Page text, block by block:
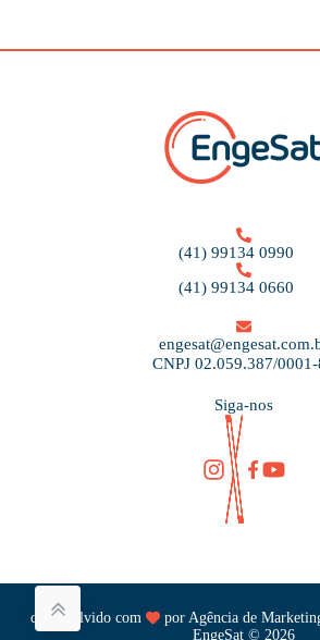
(41) 99134 0990
(41) 99134 0660
CNPJ 02.059.387/0001-
Siga-nos
desenvolvido com por Agência de
EngeSat © 2026